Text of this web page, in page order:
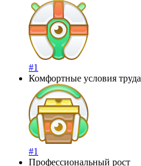
#1
Комфортные условия труда
#1
Профессиональный рост